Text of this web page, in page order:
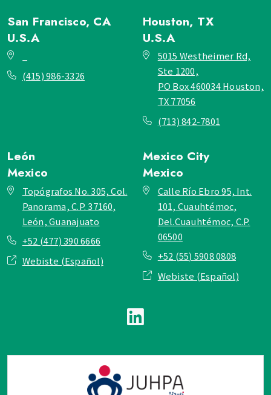
San Francisco, CA
U.S.A
(415) 986-3326
Houston, TX
U.S.A
5015 Westheimer Rd,
Ste 1200,
PO Box 460034 Houston,
TX 77056
(713) 842-7801
León
Mexico
Topógrafos No. 305, Col.
Panorama, C.P. 37160,
León, Guanajuato
+52 (477) 390 6666
Webiste (Español)
Mexico City
Mexico
Calle Río Ebro 95, Int.
101, Cuauhtémoc,
Del.Cuauhtémoc, C.P.
06500
+52 (55) 5908 0808
Webiste (Español)